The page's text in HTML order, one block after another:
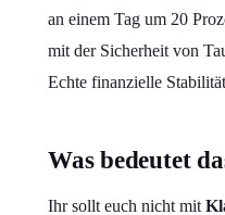
an einem Tag um 20
mit der Sicherheit von
Echte finanzielle
Was bedeutet
Ihr sollt euch nicht mit